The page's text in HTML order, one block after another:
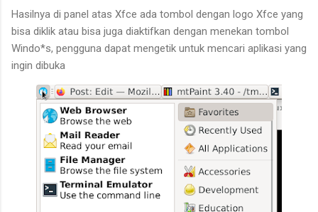
Hasilnya di panel atas Xfce ada tombol dengan logo Xfce yang
bisa diklik atau bisa juga diaktifkan dengan menekan tombol
Windo*s, pengguna dapat mengetik untuk mencari aplikasi yang
ingin dibuka